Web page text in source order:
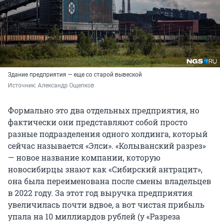
Здание предприятия — еще со старой вывеской
Источник: Александр Ощепков
Формально это два отдельных предприятия, но
фактически они представляют собой просто
разные подразделения одного холдинга, который
сейчас называется «Элси». «Колыванский разрез»
— новое название компании, которую
новосибирцы знают как «Сибирский антрацит»,
она была переименована после смены владельцев
в 2022 году. За этот год выручка предприятия
увеличилась почти вдвое, а вот чистая прибыль
упала на 10 миллиардов рублей (у «Разреза